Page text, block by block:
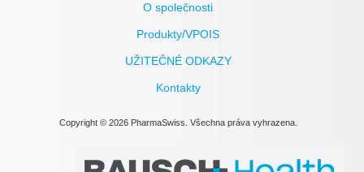
O společnosti
Produkty/VPOIS
UŽITEČNÉ ODKAZY
Kontakty
Copyright © 2026 PharmaSwiss. Všechna práva vyhrazena.